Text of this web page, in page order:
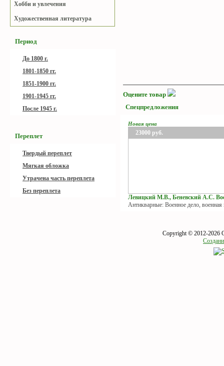
Хобби и увлечения
Художественная литература
Период
До 1800 г.
1801-1850 гг.
1851-1900 гг.
1901-1945 гг.
После 1945 г.
Переплет
Твердый переплет
Мягкая обложка
Утрачена часть переплета
Без переплета
Оцените товар
Спецпредложения
Новая цена
23000 руб.
Левицкий М.В., Беневский А.С.
Антикварные: Военное дело, военная
Copyright © 2012-2026